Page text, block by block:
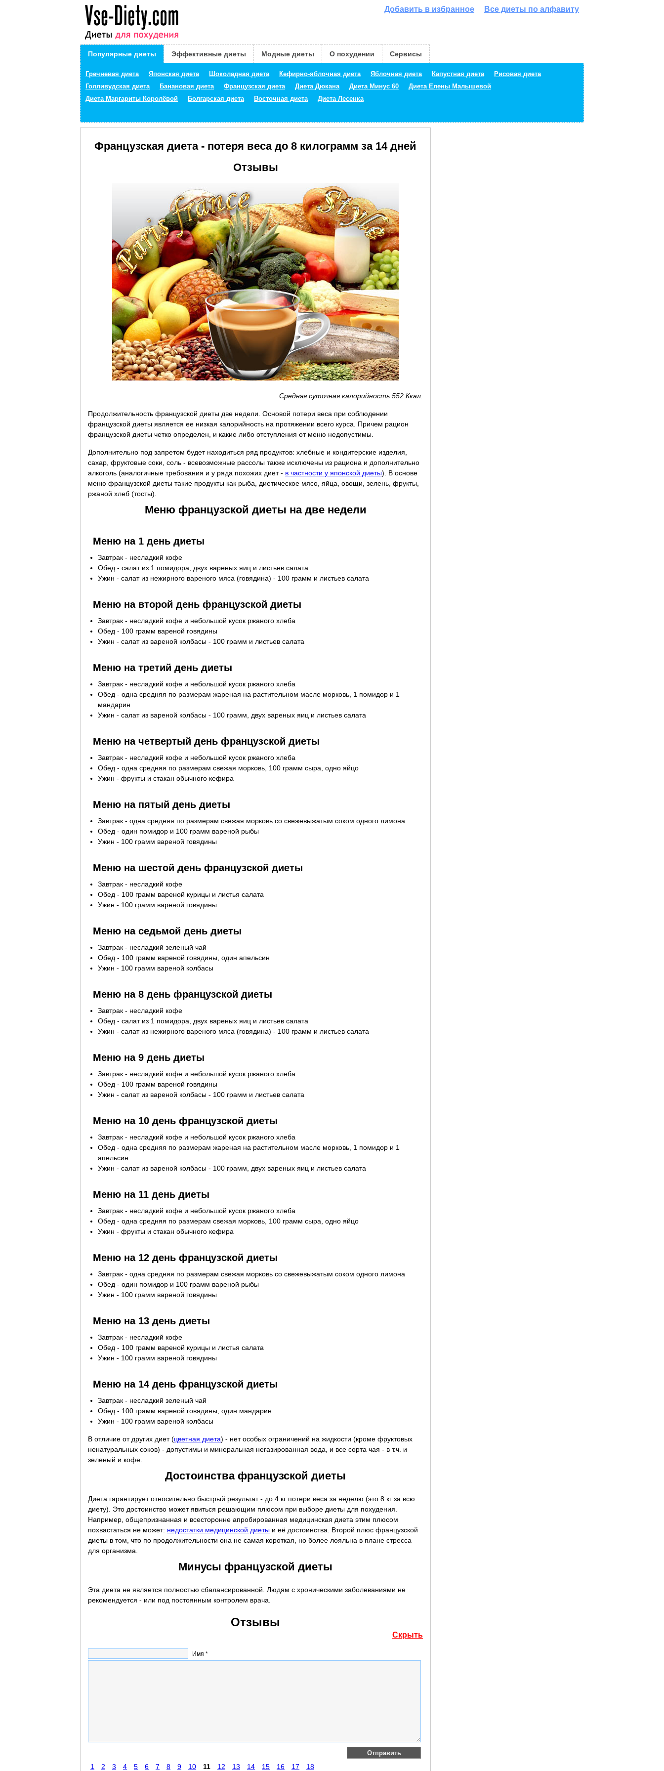
Все диеты по алфавиту
Добавить в избранное
Популярные диеты
Гречневая диета Японская диета Шоколадная диета Кефирно-яблочная диета Яблочная диета Капустная диета
Рисовая диета
Голливудская диета
Банановая диета Французская диета Диета Дюкана Диета Минус 60
Диета Елены Малышевой
Диета Маргариты Королёвой
Болгарская диета Восточная диета Диета Лесенка
Эффективные диеты Модные диеты О похудении Сервисы
Французская диета - потеря веса до 8 килограмм за 14 дней
Отзывы
Средняя суточная калорийность 552 Ккал.
Продолжительность французской диеты две недели. Основой потери веса при соблюдении
французской диеты является ее низкая калорийность на протяжении всего курса. Причем рацион
французской диеты четко определен, и какие либо отступления от меню недопустимы.
Дополнительно под запретом будет находиться ряд продуктов: хлебные и кондитерские изделия,
сахар, фруктовые соки, соль - всевозможные рассолы также исключены из рациона и дополнительно
алкоголь (аналогичные требования и у ряда похожих диет - в частности у японской диеты). В основе
меню французской диеты такие продукты как рыба, диетическое мясо, яйца, овощи, зелень, фрукты,
ржаной хлеб (тосты).
Меню французской диеты на две недели
Меню на 1 день диеты
Завтрак - несладкий кофе
Обед - салат из 1 помидора, двух вареных яиц и листьев салата
Ужин - салат из нежирного вареного мяса (говядина) - 100 грамм и листьев салата
Меню на второй день французской диеты
Завтрак - несладкий кофе и небольшой кусок ржаного хлеба
Обед - 100 грамм вареной говядины
Ужин - салат из вареной колбасы - 100 грамм и листьев салата
Меню на третий день диеты
Завтрак - несладкий кофе и небольшой кусок ржаного хлеба
Обед - одна средняя по размерам жареная на растительном масле морковь, 1 помидор и 1
мандарин
Ужин - салат из вареной колбасы - 100 грамм, двух вареных яиц и листьев салата
Меню на четвертый день французской диеты
Завтрак - несладкий кофе и небольшой кусок ржаного хлеба
Обед - одна средняя по размерам свежая морковь, 100 грамм сыра, одно яйцо
Ужин - фрукты и стакан обычного кефира
Меню на пятый день диеты
Завтрак - одна средняя по размерам свежая морковь со свежевыжатым соком одного лимона
Обед - один помидор и 100 грамм вареной рыбы
Ужин - 100 грамм вареной говядины
Меню на шестой день французской диеты
Завтрак - несладкий кофе
Обед - 100 грамм вареной курицы и листья салата
Ужин - 100 грамм вареной говядины
Меню на седьмой день диеты
Завтрак - несладкий зеленый чай
Обед - 100 грамм вареной говядины, один апельсин
Ужин - 100 грамм вареной колбасы
Меню на 8 день французской диеты
Завтрак - несладкий кофе
Обед - салат из 1 помидора, двух вареных яиц и листьев салата
Ужин - салат из нежирного вареного мяса (говядина) - 100 грамм и листьев салата
Меню на 9 день диеты
Завтрак - несладкий кофе и небольшой кусок ржаного хлеба
Обед - 100 грамм вареной говядины
Ужин - салат из вареной колбасы - 100 грамм и листьев салата
Меню на 10 день французской диеты
Завтрак - несладкий кофе и небольшой кусок ржаного хлеба
Обед - одна средняя по размерам жареная на растительном масле морковь, 1 помидор и 1
апельсин
Ужин - салат из вареной колбасы - 100 грамм, двух вареных яиц и листьев салата
Меню на 11 день диеты
Завтрак - несладкий кофе и небольшой кусок ржаного хлеба
Обед - одна средняя по размерам свежая морковь, 100 грамм сыра, одно яйцо
Ужин - фрукты и стакан обычного кефира
Меню на 12 день французской диеты
Завтрак - одна средняя по размерам свежая морковь со свежевыжатым соком одного лимона
Обед - один помидор и 100 грамм вареной рыбы
Ужин - 100 грамм вареной говядины
Меню на 13 день диеты
Завтрак - несладкий кофе
Обед - 100 грамм вареной курицы и листья салата
Ужин - 100 грамм вареной говядины
Меню на 14 день французской диеты
Завтрак - несладкий зеленый чай
Обед - 100 грамм вареной говядины, один мандарин
Ужин - 100 грамм вареной колбасы
В отличие от других диет (цветная диета) - нет особых ограничений на жидкости (кроме фруктовых
ненатуральных соков) - допустимы и минеральная негазированная вода, и все сорта чая - в т.ч. и
зеленый и кофе.
Достоинства французской диеты
Диета гарантирует относительно быстрый результат - до 4 кг потери веса за неделю (это 8 кг за всю
диету). Это достоинство может явиться решающим плюсом при выборе диеты для похудения.
Например, общепризнанная и всесторонне апробированная медицинская диета этим плюсом
похвастаться не может: недостатки медицинской диеты и её достоинства. Второй плюс французской
диеты в том, что по продолжительности она не самая короткая, но более лояльна в плане стресса
для организма.
Минусы французской диеты
Эта диета не является полностью сбалансированной. Людям с хроническими заболеваниями не
рекомендуется - или под постоянным контролем врача.
Отзывы
Скрыть
Имя *
1 2 3 4 5 6 7 8 9 10 11 12 13 14 15 16 17 18